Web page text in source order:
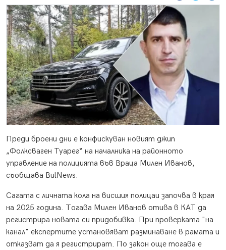
Преди броени дни е конфискуван новият джип
„Фолксваген Туарег“ на началника на районното
управление на полицията във Враца Милен Иванов,
съобщава BulNews.
Сагата с личната кола на висшия полицаи започва в края
на 2025 година. Тогава Милен Иванов отива в КАТ да
регистрира новата си придобивка. При проверката "на
канал" експертите установяват разминаване в рамата и
отказват да я регистрират. По закон още тогава е